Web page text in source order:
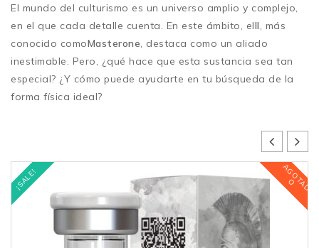
El mundo del culturismo es un universo amplio y complejo,
en el que cada detalle cuenta. En este ámbito, elIl , más
conocido comoMasterone , destaca como un aliado
inestimable. Pero, ¿qué hace que esta sustancia sea tan
especial? ¿Y cómo puede ayudarte en tu búsqueda de la
forma física ideal?
¡SALE! A
G
O
T
A
D
O